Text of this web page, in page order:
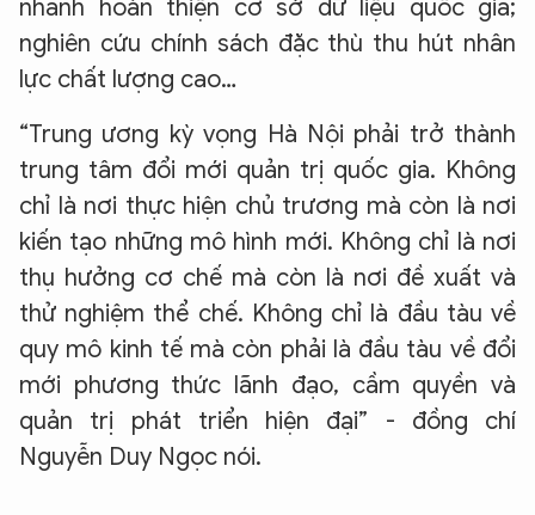
nhanh hoàn thiện cơ sở dữ liệu quốc gia;
nghiên cứu chính sách đặc thù thu hút nhân
lực chất lượng cao…
“Trung ương kỳ vọng Hà Nội phải trở thành
trung tâm đổi mới quản trị quốc gia. Không
chỉ là nơi thực hiện chủ trương mà còn là nơi
kiến tạo những mô hình mới. Không chỉ là nơi
thụ hưởng cơ chế mà còn là nơi đề xuất và
thử nghiệm thể chế. Không chỉ là đầu tàu về
quy mô kinh tế mà còn phải là đầu tàu về đổi
mới phương thức lãnh đạo, cầm quyền và
quản trị phát triển hiện đại” - đồng chí
Nguyễn Duy Ngọc nói.